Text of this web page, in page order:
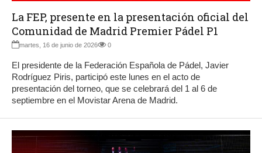
La FEP, presente en la presentación oficial del
Comunidad de Madrid Premier Pádel P1
martes, 16 de junio de 2026 0
El presidente de la Federación Española de Pádel, Javier
Rodríguez Piris, participó este lunes en el acto de
presentación del torneo, que se celebrará del 1 al 6 de
septiembre en el Movistar Arena de Madrid.